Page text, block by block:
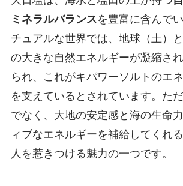
ミネラルバランスを豊富に含んで
チュアルな世界では、地球（土）
の大きな自然エネルギーが凝縮さ
られ、これがキパワーソルトのエ
を支えているとされています。た
でなく、大地の安定感と海の生命
ィブなエネルギーを補給してくれ
人を惹きつける魅力の一つです。